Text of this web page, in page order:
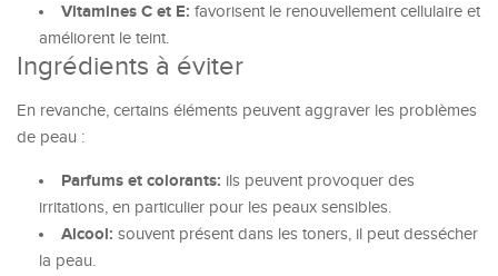
Vitamines C et E: favorisent le renouvellement cellulaire et
améliorent le teint.
Ingrédients à éviter
En revanche, certains éléments peuvent aggraver les problèmes
de peau :
Parfums et colorants: ils peuvent provoquer des
irritations, en particulier pour les peaux sensibles.
Alcool: souvent présent dans les toners, il peut dessécher
la peau.